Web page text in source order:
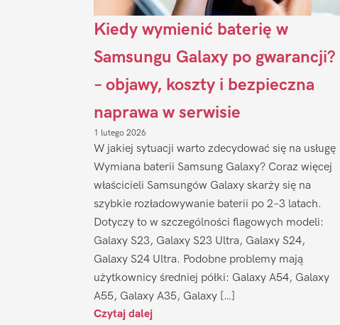
Kiedy wymienić baterię w
Samsungu Galaxy po gwarancji?
– objawy, koszty i bezpieczna
naprawa w serwisie
1 lutego 2026
W jakiej sytuacji warto zdecydować się na usługę
Wymiana baterii Samsung Galaxy? Coraz więcej
właścicieli Samsungów Galaxy skarży się na
szybkie rozładowywanie baterii po 2–3 latach.
Dotyczy to w szczególności flagowych modeli:
Galaxy S23, Galaxy S23 Ultra, Galaxy S24,
Galaxy S24 Ultra. Podobne problemy mają
użytkownicy średniej półki: Galaxy A54, Galaxy
A55, Galaxy A35, Galaxy […]
Czytaj dalej